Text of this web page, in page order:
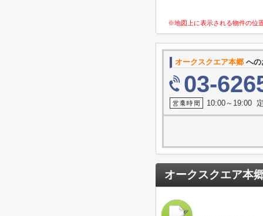
※地図上に表示される物件の位
オークスクエア本郷 へ
03-
10:00～19:00
オークスクエア本